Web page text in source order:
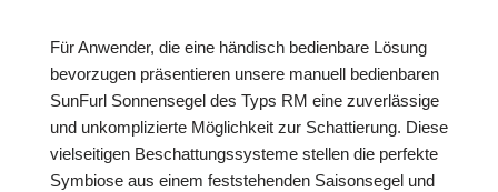
Für Anwender, die eine händisch bedienbare Lösung
bevorzugen präsentieren unsere manuell bedienbaren
SunFurl Sonnensegel des Typs RM eine zuverlässige
und unkomplizierte Möglichkeit zur Schattierung. Diese
vielseitigen Beschattungssysteme stellen die perfekte
Symbiose aus einem feststehenden Saisonsegel und